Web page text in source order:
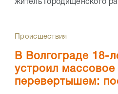
житель Городищенского
Происшествия
В Волгограде 18-
устроил
перевертышем: